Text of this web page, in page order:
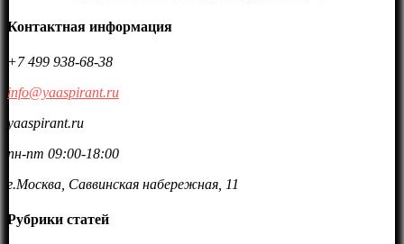
Контактная информация
+7 499 938-68-38
info@yaaspirant.ru
yaaspirant.ru
пн-пт 09:00-18:00
г.Москва, Саввинская набережная, 11
Рубрики статей